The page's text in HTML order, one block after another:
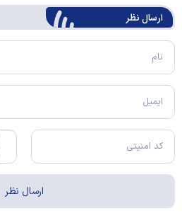
ارسال‌ نظر